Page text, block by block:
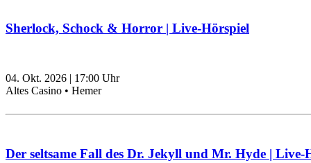
Sherlock, Schock & Horror | Live-Hörspiel
04. Okt. 2026 | 17:00 Uhr
Altes Casino • Hemer
Der seltsame Fall des Dr. Jekyll und Mr. Hyde | Live-